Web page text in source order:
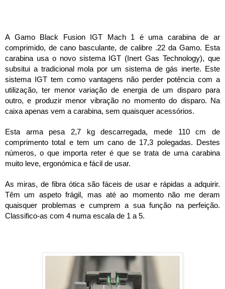
A Gamo Black Fusion IGT Mach 1 é uma carabina de ar
comprimido, de cano basculante, de calibre .22 da Gamo. Esta
carabina usa o novo sistema IGT (Inert Gas Technology), que
subsitui a tradicional mola por um sistema de gás inerte. Este
sistema IGT tem como vantagens não perder potência com a
utilização, ter menor variação de energia de um disparo para
outro, e produzir menor vibração no momento do disparo. Na
caixa apenas vem a carabina, sem quaisquer acessórios.
Esta arma pesa 2,7 kg descarregada, mede 110 cm de
comprimento total e tem um cano de 17,3 polegadas. Destes
números, o que importa reter é que se trata de uma carabina
muito leve, ergonómica e fácil de usar.
As miras, de fibra ótica são fáceis de usar e rápidas a adquirir.
Têm um aspeto frágil, mas até ao momento não me deram
quaisquer problemas e cumprem a sua função na perfeição.
Classifico-as com 4 numa escala de 1 a 5.